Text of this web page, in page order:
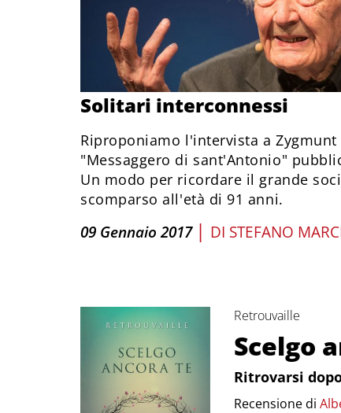
Solitari interconnessi
Riproponiamo l'intervista a Zygmunt
"Messaggero di sant'Antonio"
Un modo per ricordare il grande
scomparso all'età di 91 anni.
09 Gennaio 2017 | DI STEFANO
Retrouvaille
Scelgo
Ritrovarsi
Recensione di